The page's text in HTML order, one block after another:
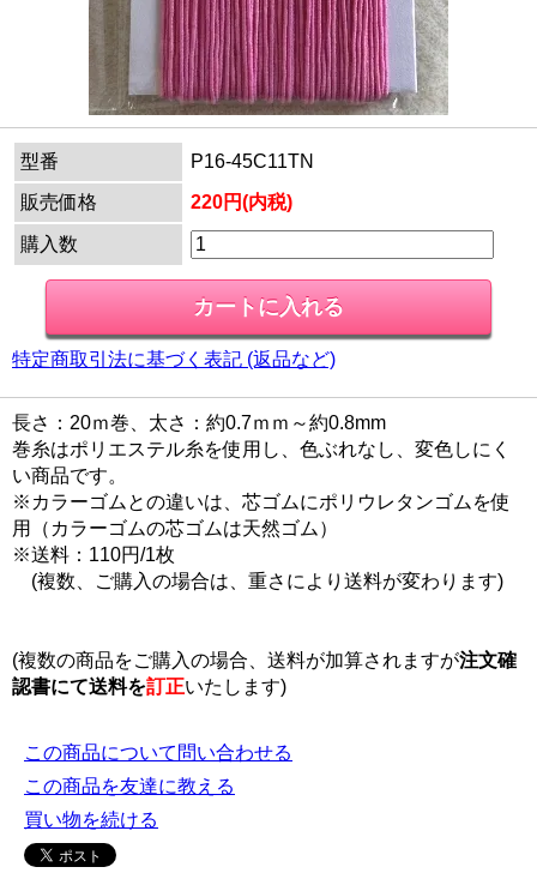
型番
P16-45C11TN
販売価格
220円(内税)
購入数
特定商取引法に基づく表記 (返品など)
長さ：20ｍ巻、太さ：約0.7ｍｍ～約0.8mm
巻糸はポリエステル糸を使用し、色ぶれなし、変色しにく
い商品です。
※カラーゴムとの違いは、芯ゴムにポリウレタンゴムを使
用（カラーゴムの芯ゴムは天然ゴム）
※送料：110円/1枚
(複数、ご購入の場合は、重さにより送料が変わります)
(複数の商品をご購入の場合、送料が加算されますが注文確
認書にて送料を訂正いたします)
この商品について問い合わせる
この商品を友達に教える
買い物を続ける